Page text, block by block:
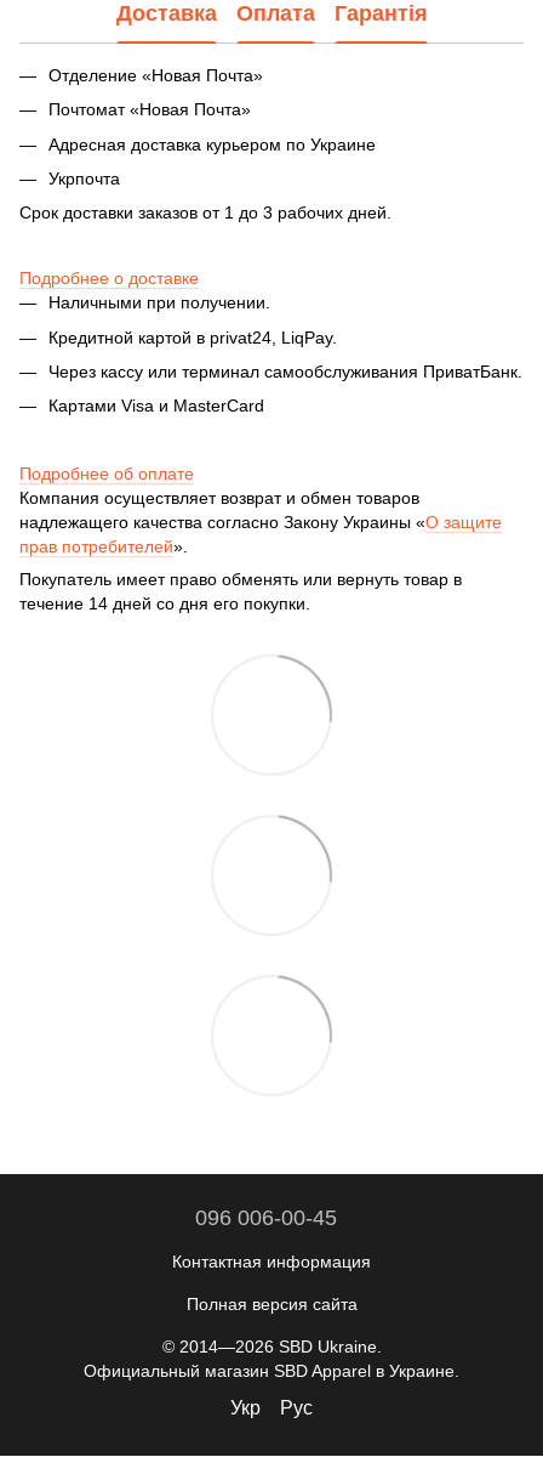
Доставка Оплата Гарантія
Отделение «Новая Почта»
Почтомат «Новая Почта»
Адресная доставка курьером по Украине
Укрпочта
Срок доставки заказов от 1 до 3 рабочих дней.
Подробнее о доставке
Наличными при получении.
Кредитной картой в privat24, LiqPay.
Через кассу или терминал самообслуживания ПриватБанк.
Картами Visa и MasterCard
Подробнее об оплате
Компания осуществляет возврат и обмен товаров
надлежащего качества согласно Закону Украины «О защите
прав потребителей».
Покупатель имеет право обменять или вернуть товар в
течение 14 дней со дня его покупки.
096 006-00-45
Контактная информация
Полная версия сайта
© 2014—2026 SBD Ukraine.
Официальный магазин SBD Apparel в Украине.
Укр Рус